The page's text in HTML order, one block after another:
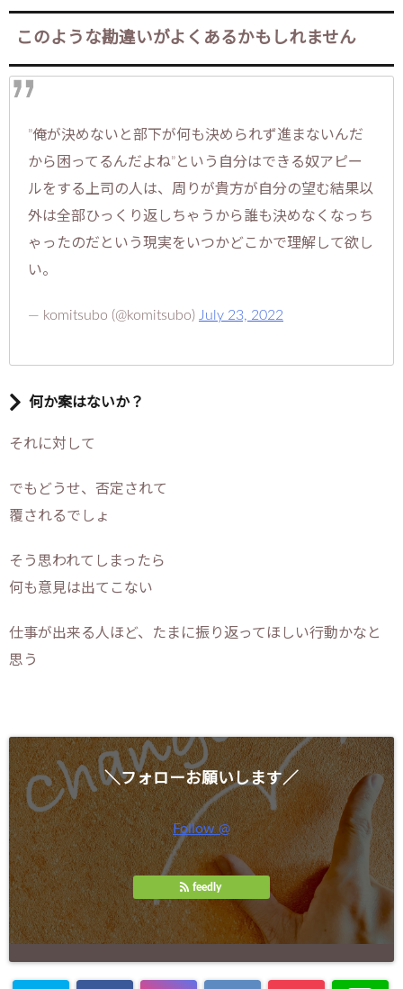
このような勘違いがよくあるかもしれません
”俺が決めないと部下が何も決められず進まないんだ
から困ってるんだよね”という自分はできる奴アピー
ルをする上司の人は、周りが貴方が自分の望む結果以
外は全部ひっくり返しちゃうから誰も決めなくなっち
ゃったのだという現実をいつかどこかで理解して欲し
い。
— komitsubo (@komitsubo) July 23, 2022
何か案はないか？
それに対して
でもどうせ、否定されて
覆されるでしょ
そう思われてしまったら
何も意見は出てこない
仕事が出来る人ほど、たまに振り返ってほしい行動かなと
思う
＼フォローお願いします／
Follow @
feedly